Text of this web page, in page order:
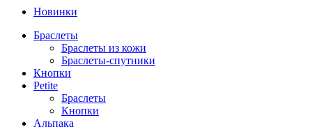
Новинки
Браслеты
Браслеты из кожи
Браслеты-спутники
Кнопки
Petite
Браслеты
Кнопки
Альпака